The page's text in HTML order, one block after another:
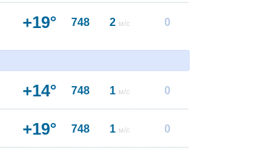
+19° 748 2 м/с 0
+14° 748 1 м/с 0
+19° 748 1 м/с 0